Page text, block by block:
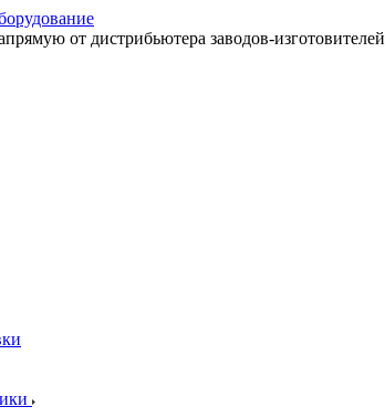
от дистрибьютера заводов-изготовителей